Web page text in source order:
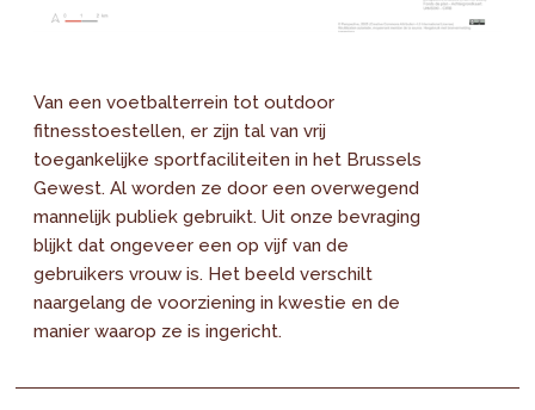
Van een voetbalterrein tot outdoor
fitnesstoestellen, er zijn tal van vrij
toegankelijke sportfaciliteiten in het Brussels
Gewest. Al worden ze door een overwegend
mannelijk publiek gebruikt. Uit onze bevraging
blijkt dat ongeveer een op vijf van de
gebruikers vrouw is. Het beeld verschilt
naargelang de voorziening in kwestie en de
manier waarop ze is ingericht.